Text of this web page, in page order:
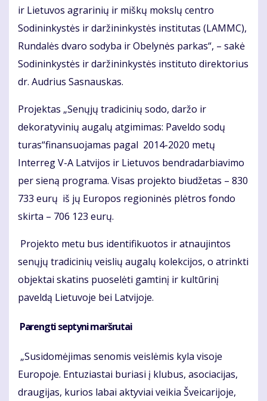
ir Lietuvos agrarinių ir miškų mokslų centro
Sodininkystės ir daržininkystės institutas (LAMMC),
Rundalės dvaro sodyba ir Obelynės parkas“, – sakė
Sodininkystės ir daržininkystės instituto direktorius
dr. Audrius Sasnauskas.
Projektas „Senųjų tradicinių sodo, daržo ir
dekoratyvinių augalų atgimimas: Paveldo sodų
turas“finansuojamas pagal 2014-2020 metų
Interreg V-A Latvijos ir Lietuvos bendradarbiavimo
per sieną programa. Visas projekto biudžetas – 830
733 eurų iš jų Europos regioninės plėtros fondo
skirta – 706 123 eurų.
Projekto metu bus identifikuotos ir atnaujintos
senųjų tradicinių veislių augalų kolekcijos, o atrinkti
objektai skatins puoselėti gamtinį ir kultūrinį
paveldą Lietuvoje bei Latvijoje.
Parengti septyni maršrutai
„Susidomėjimas senomis veislėmis kyla visoje
Europoje. Entuziastai buriasi į klubus, asociacijas,
draugijas, kurios labai aktyviai veikia Šveicarijoje,